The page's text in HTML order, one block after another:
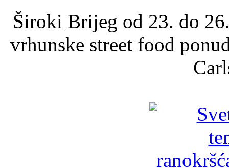
Široki Brijeg od 23. do
vrhunske street food